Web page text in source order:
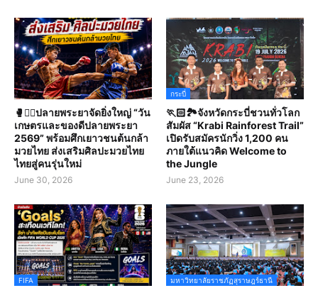
🥊🤼‍♀️ปลายพระยาจัดยิ่งใหญ่ “วัน
เกษตรและของดีปลายพระยา
2569” พร้อมศึกเยาวชนต้นกล้า
มวยไทย ส่งเสริมศิลปะมวยไทย
ไทยสู่คนรุ่นใหม่
June 30, 2026
กระบี่
🏃🏻🏞️จังหวัดกระบี่ชวนทั่วโลก
สัมผัส “Krabi Rainforest Trail”
เปิดรับสมัครนักวิ่ง 1,200 คน
ภายใต้แนวคิด Welcome to
the Jungle
June 23, 2026
FIFA มหาวิทยาลัยราชภัฏสุราษฎร์ธานี